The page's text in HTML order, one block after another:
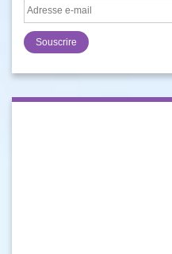
Adresse
e-
mail